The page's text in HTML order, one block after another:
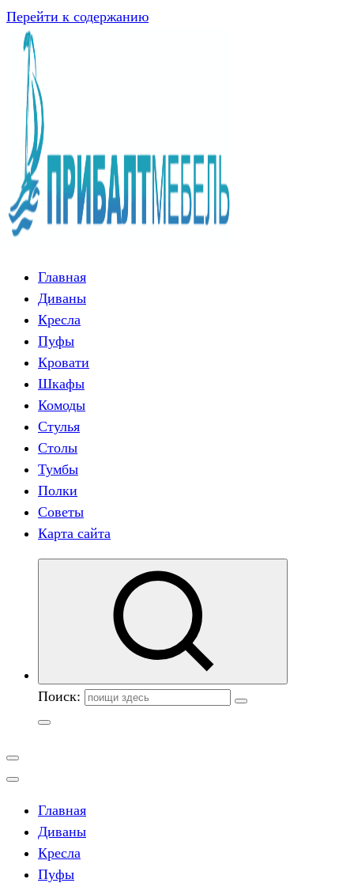
Перейти к содержанию
Главная
Диваны
Кресла
Пуфы
Кровати
Шкафы
Комоды
Стулья
Столы
Тумбы
Полки
Советы
Карта сайта
Поиск:
Главная
Диваны
Кресла
Пуфы